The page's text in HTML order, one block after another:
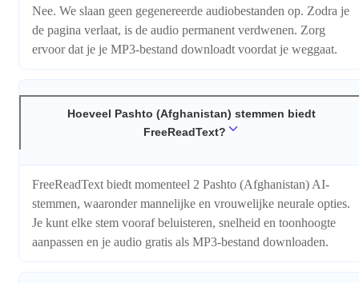
Nee. We slaan geen gegenereerde audiobestanden op. Zodra je
de pagina verlaat, is de audio permanent verdwenen. Zorg
ervoor dat je je MP3-bestand downloadt voordat je weggaat.
Hoeveel Pashto (Afghanistan) stemmen biedt
FreeReadText?
FreeReadText biedt momenteel 2 Pashto (Afghanistan) AI-
stemmen, waaronder mannelijke en vrouwelijke neurale opties.
Je kunt elke stem vooraf beluisteren, snelheid en toonhoogte
aanpassen en je audio gratis als MP3-bestand downloaden.